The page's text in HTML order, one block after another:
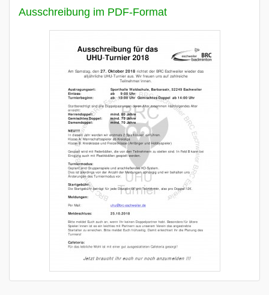
Ausschreibung im PDF-Format